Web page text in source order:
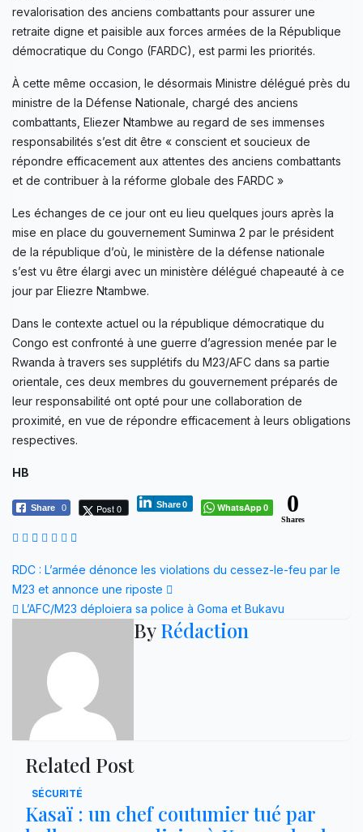
revalorisation des anciens combattants pour assurer une
retraite digne et paisible aux forces armées de la République
démocratique du Congo (FARDC), est parmi les priorités.
À cette même occasion, le désormais Ministre délégué près du
ministre de la Défense Nationale, chargé des anciens
combattants, Eliezer Ntambwe au regard de ses immenses
responsabilités s’est dit être « conscient et soucieux de
répondre efficacement aux attentes des anciens combattants
et de contribuer à la réforme globale des FARDC »
Les échanges de ce jour ont eu lieu quelques jours après la
mise en place du gouvernement Suminwa 2 par le président
de la république d’où, le ministère de la défense nationale
s’est vu être élargi avec un ministère délégué chapeauté à ce
jour par Eliezre Ntambwe.
Dans le contexte actuel ou la république démocratique du
Congo est confronté à une guerre d’agression menée par le
Rwanda à travers ses supplétifs du M23/AFC dans sa partie
orientale, ces deux membres du gouvernement préparés de
leur responsabilité ont opté pour une collaboration de
proximité, en vue de répondre efficacement à leurs obligations
respectives.
HB
Share 0 Post 0 Share0 WhatsApp0 0
Shares
Navigation
de
RDC : L’armée dénonce les violations du cessez-le-feu par le
M23 et annonce une riposte
L’AFC/M23 déploiera sa police à Goma et Bukavu
ByRédaction
Related Post
SÉCURITÉ
Kasaï : un chef coutumier tué par